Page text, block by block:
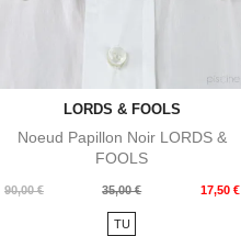
LORDS & FOOLS
Noeud Papillon Noir LORDS &
FOOLS
90,00 €
Prix
35,00 € 17,50 €
Prix
TU